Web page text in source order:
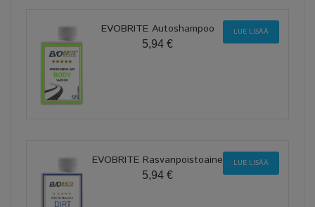
EVOBRITE Autoshampoo
5,94 €
LUE LISÄÄ
EVOBRITE Rasvanpoistoaine
5,94 €
LUE LISÄÄ